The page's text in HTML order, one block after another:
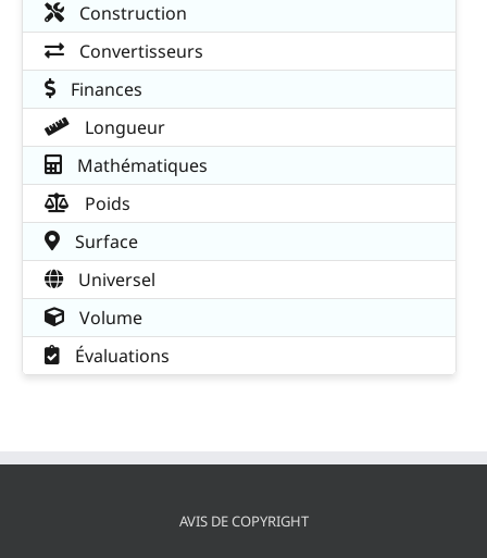
Construction
Convertisseurs
Finances
Longueur
Mathématiques
Poids
Surface
Universel
Volume
Évaluations
AVIS DE COPYRIGHT